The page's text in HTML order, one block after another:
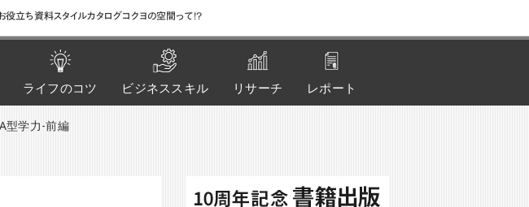
役立ち資料スタイルカタログコクヨの空間って!?
ライフのコツ ビジネススキル リサーチ レポート
型学力-前編